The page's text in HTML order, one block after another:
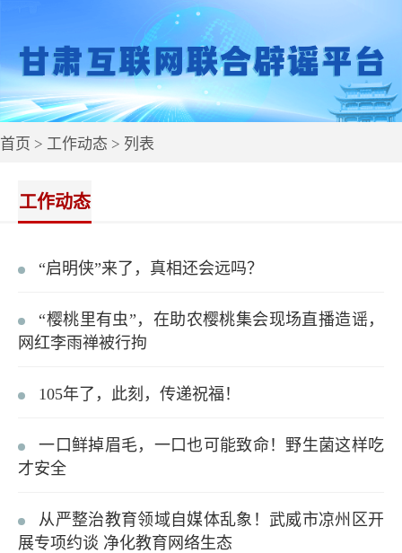
首页 > 工作动态 > 列表
工作动态
“启明侠”来了，真相还会远吗？
“樱桃里有虫”，在助农樱桃集会现场直播造谣，
网红李雨禅被行拘
105年了，此刻，传递祝福！
一口鲜掉眉毛，一口也可能致命！野生菌这样吃
才安全
从严整治教育领域自媒体乱象！武威市凉州区开
展专项约谈 净化教育网络生态